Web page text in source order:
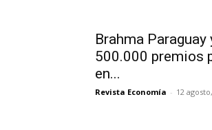
Brahma Paraguay
500.000 premios
en...
Revista Economía - 12